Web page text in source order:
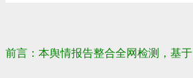
前言：本舆情报告整合全网检测，基